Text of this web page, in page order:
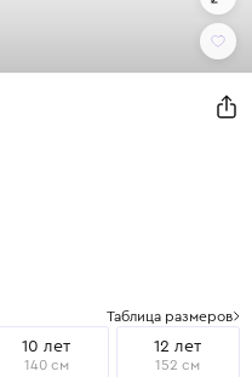
Таблица размеров
10 лет
140 см
12 лет
152 см